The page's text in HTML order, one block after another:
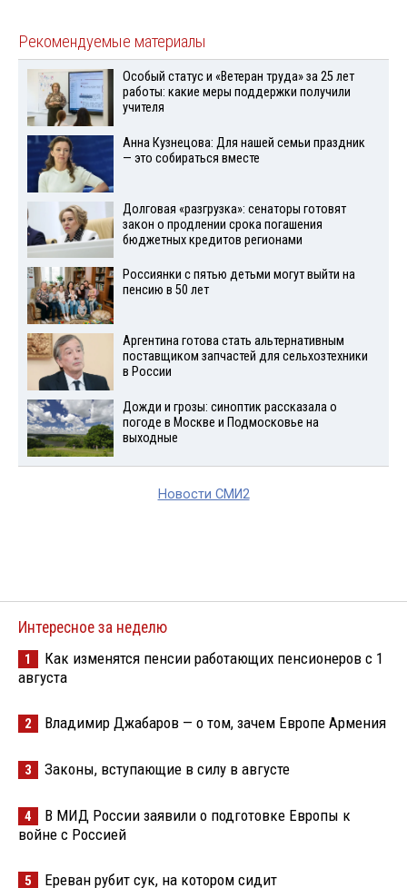
Рекомендуемые материалы
Особый статус и «Ветеран труда» за 25 лет
работы: какие меры поддержки получили
учителя
Анна Кузнецова: Для нашей семьи праздник
— это собираться вместе
Долговая «разгрузка»: сенаторы готовят
закон о продлении срока погашения
бюджетных кредитов регионами
Россиянки с пятью детьми могут выйти на
пенсию в 50 лет
Аргентина готова стать альтернативным
поставщиком запчастей для сельхозтехники
в России
Дожди и грозы: синоптик рассказала о
погоде в Москве и Подмосковье на
выходные
Новости СМИ2
Интересное за неделю
1
Как изменятся пенсии работающих пенсионеров с 1
августа
2 Владимир Джабаров — о том, зачем Европе Армения
3 Законы, вступающие в силу в августе
4
В МИД России заявили о подготовке Европы к
войне с Россией
5 Ереван рубит сук, на котором сидит